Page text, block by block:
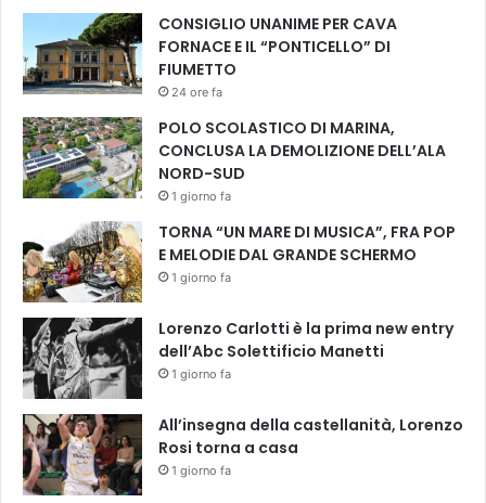
o
p
a
o
s
o
o
p
e
h
é
n
o
CONSIGLIO UNANIME PER CAVA
FORNACE E IL “PONTICELLO” DI
FIUMETTO
24 ore fa
POLO SCOLASTICO DI MARINA,
CONCLUSA LA DEMOLIZIONE DELL’ALA
NORD-SUD
1 giorno fa
TORNA “UN MARE DI MUSICA”, FRA POP
E MELODIE DAL GRANDE SCHERMO
1 giorno fa
Lorenzo Carlotti è la prima new entry
dell’Abc Solettificio Manetti
1 giorno fa
All’insegna della castellanità, Lorenzo
Rosi torna a casa
1 giorno fa